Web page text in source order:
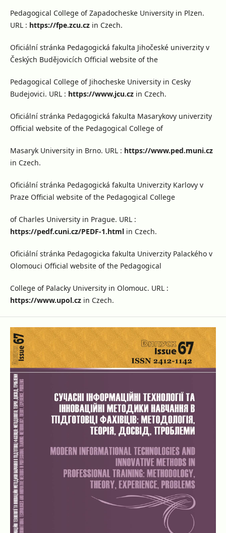
Pedagogical College of Zapadocheske University in Plzen.
URL : https://fpe.zcu.czin Czech.
Oficiální stránka Pedagogická fakulta Jihočeské univerzity v
Českých Budějovicích Official website of the
Pedagogical College of Jihocheske University in Cesky
Budejovici. URL : https://www.jcu.czin Czech.
Oficiální stránka Pedagogická fakulta Masarykovy univerzity
Official website of the Pedagogical College of
Masaryk University in Brno. URL : https://www.ped.muni.cz
in Czech.
Oficiální stránka Pedagogická fakulta Univerzity Karlovy v
Praze Official website of the Pedagogical College
of Charles University in Prague. URL :
https://pedf.cuni.cz/PEDF-1.htmlin Czech.
Oficiální stránka Pedagogicka fakulta Univerzity Palackého v
Olomouci Official website of the Pedagogical
College of Palacky University in Olomouc. URL :
https://www.upol.czin Czech.